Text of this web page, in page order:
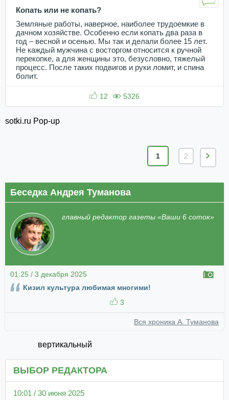
Копать или не копать?
Земляные работы, наверное, наиболее трудоемкие в
дачном хозяйстве. Особенно если копать два раза в
год – весной и осенью. Мы так и делали более 15 лет.
Не каждый мужчина с восторгом относится к ручной
перекопке, а для женщины это, безусловно, тяжелый
процесс. После таких подвигов и руки ломит, и спина
болит.
12 5326
sotki.ru Pop-up
1 2
Беседка Андрея Туманова
главный редактор газеты «Ваши 6 соток»
01:25 / 3 декабря 2025
Кизил культура любимая многими!
3
Вся хроника А. Туманова
вертикальный
ВЫБОР РЕДАКТОРА
10:01 / 30 июня 2025